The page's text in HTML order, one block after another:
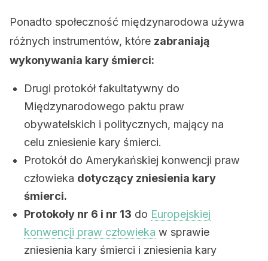
Ponadto społeczność międzynarodowa używa
różnych instrumentów, które zabraniają
wykonywania kary śmierci:
Drugi protokół fakultatywny do
Międzynarodowego paktu praw
obywatelskich i politycznych, mający na
celu zniesienie kary śmierci.
Protokół do Amerykańskiej konwencji praw
człowieka dotyczący zniesienia kary
śmierci.
Protokoły nr 6 i nr 13 do Europejskiej
konwencji praw człowieka w sprawie
zniesienia kary śmierci i zniesienia kary